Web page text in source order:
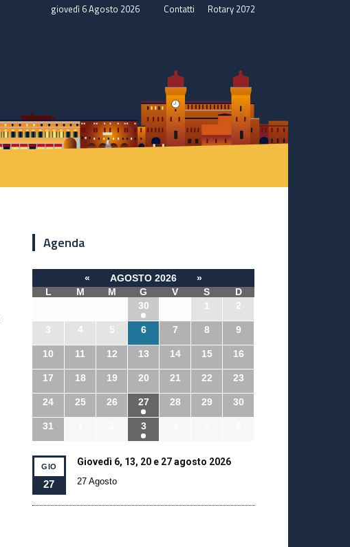
giovedì 6 Agosto 2026 Contatti Rotary 2072
Agenda
« AGOSTO 2026
»
L
M M G V S
D
30 1 2
3 4 5 6 7 8 9
10 11 12 13 14 15 16
17 18 19 20 21 22 23
24 25 26 27 28 29 30
31 3
GIO
27
Giovedì 6, 13, 20 e 27 agosto 2026
27 Agosto